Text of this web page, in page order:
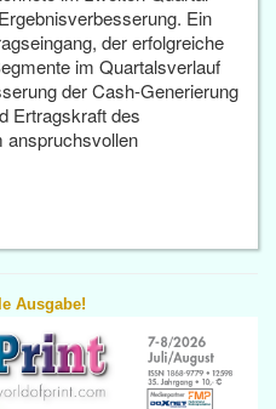
Ein
der erfolgreiche
im Quartalsverlauf
der Cash-Generierung
Ertragskraft des
anspruchsvollen
Ausgabe!